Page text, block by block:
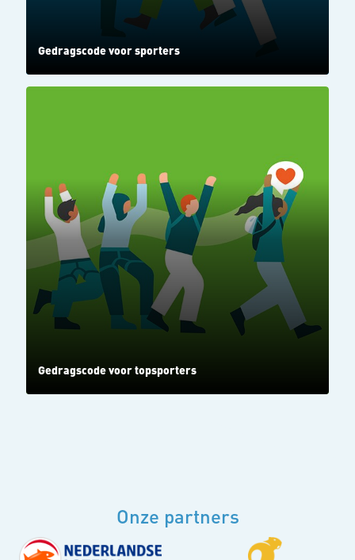
Gedragscode voor sporters
Gedragscode voor topsporters
Onze partners